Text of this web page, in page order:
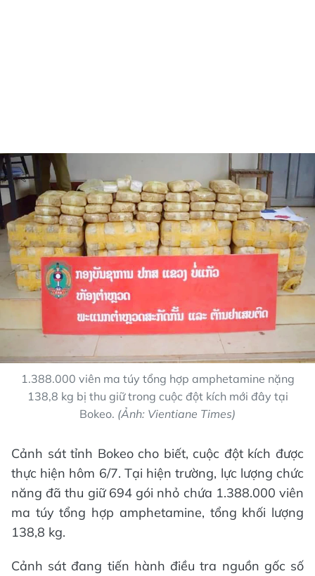
1.388.000 viên ma túy tổng hợp amphetamine nặng
138,8 kg bị thu giữ trong cuộc đột kích mới đây tại
Bokeo. (Ảnh: Vientiane Times)
Cảnh sát tỉnh Bokeo cho biết, cuộc đột kích được
thực hiện hôm 6/7. Tại hiện trường, lực lượng chức
năng đã thu giữ 694 gói nhỏ chứa 1.388.000 viên
ma túy tổng hợp amphetamine, tổng khối lượng
138,8 kg.
Cảnh sát đang tiến hành điều tra nguồn gốc số